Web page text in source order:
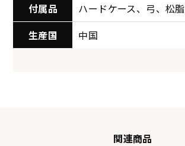
付属品
ハードケース、弓、松脂
生産国
中国
関連商品